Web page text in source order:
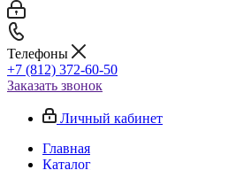
Телефоны
+7 (812) 372-60-50
Заказать звонок
Личный кабинет
Главная
Каталог